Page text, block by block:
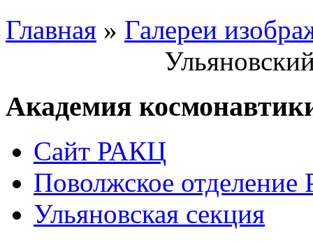
Главная » Галереи
Академия
Сайт РАКЦ
Поволжское
Ульяновская секция